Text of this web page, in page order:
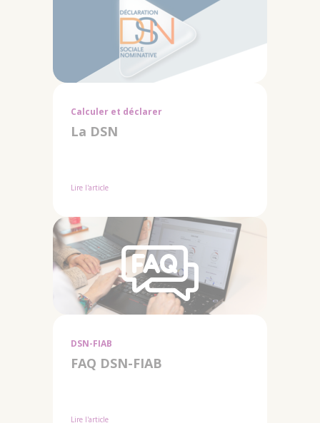
Calculer et déclarer
La DSN
Lire l'article
DSN-FIAB
FAQ DSN-FIAB
Lire l'article